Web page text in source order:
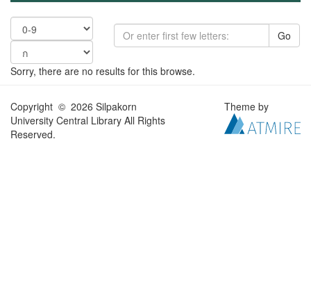
Go
Sorry, there are no results for this browse.
Copyright © 2026 Silpakorn
University Central Library All Rights
Reserved.
Theme by